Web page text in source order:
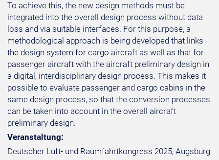
To achieve this, the new design methods must be
integrated into the overall design process without data
loss and via suitable interfaces. For this purpose, a
methodological approach is being developed that links
the design system for cargo aircraft as well as that for
passenger aircraft with the aircraft preliminary design in
a digital, interdisciplinary design process. This makes it
possible to evaluate passenger and cargo cabins in the
same design process, so that the conversion processes
can be taken into account in the overall aircraft
preliminary design.
Veranstaltung:
Deutscher Luft- und Raumfahrtkongress 2025, Augsburg